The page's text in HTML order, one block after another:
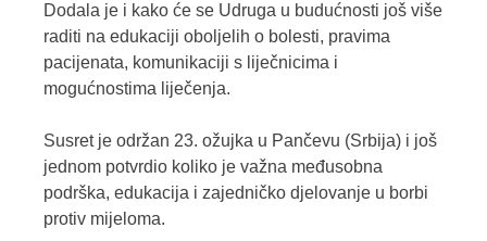
Dodala je i kako će se Udruga u budućnosti još više
raditi na edukaciji oboljelih o bolesti, pravima
pacijenata, komunikaciji s liječnicima i
mogućnostima liječenja.
Susret je održan 23. ožujka u Pančevu (Srbija) i još
jednom potvrdio koliko je važna međusobna
podrška, edukacija i zajedničko djelovanje u borbi
protiv mijeloma.